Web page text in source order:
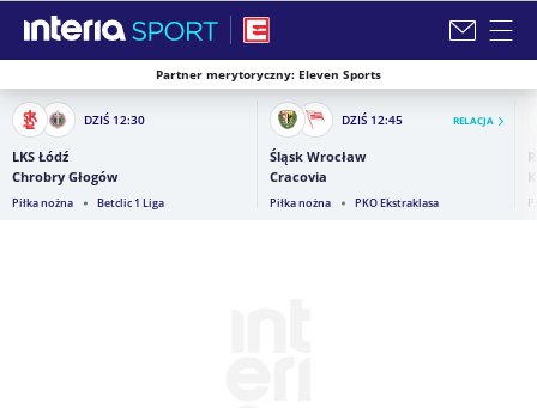
Zamknij i przejdź na stronę główną INTERIA
Partner merytoryczny: Eleven Sports
DZIŚ 12:30
LKS Łódź
Chrobry Głogów
Piłka nożna Betclic 1 Liga
DZIŚ 12:45 RELACJA
Śląsk Wrocław
Cracovia
Piłka nożna PKO Ekstraklasa